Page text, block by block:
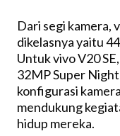
Dari segi kamera,
dikelasnya yaitu
Untuk vivo V20
32MP Super
konfigurasi
mendukung
hidup mereka.